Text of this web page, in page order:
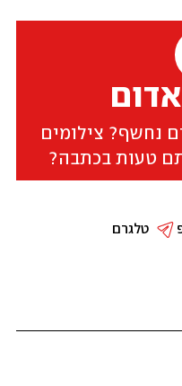
נחשף? צילומים
טעות בכתבה?
טלגרם